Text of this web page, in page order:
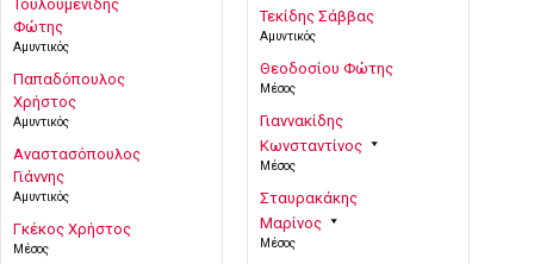
Τουλουμενίδης
Φώτης
Αμυντικός
Παπαδόπουλος
Χρήστος
Αμυντικός
Αναστασόπουλος
Γιάννης
Αμυντικός
Γκέκος Χρήστος
Μέσος
Τεκίδης Σάββας
Αμυντικός
Θεοδοσίου Φώτης
Μέσος
Γιαννακίδης
Κωνσταντίνος
Μέσος
Σταυρακάκης
Μαρίνος
Μέσος